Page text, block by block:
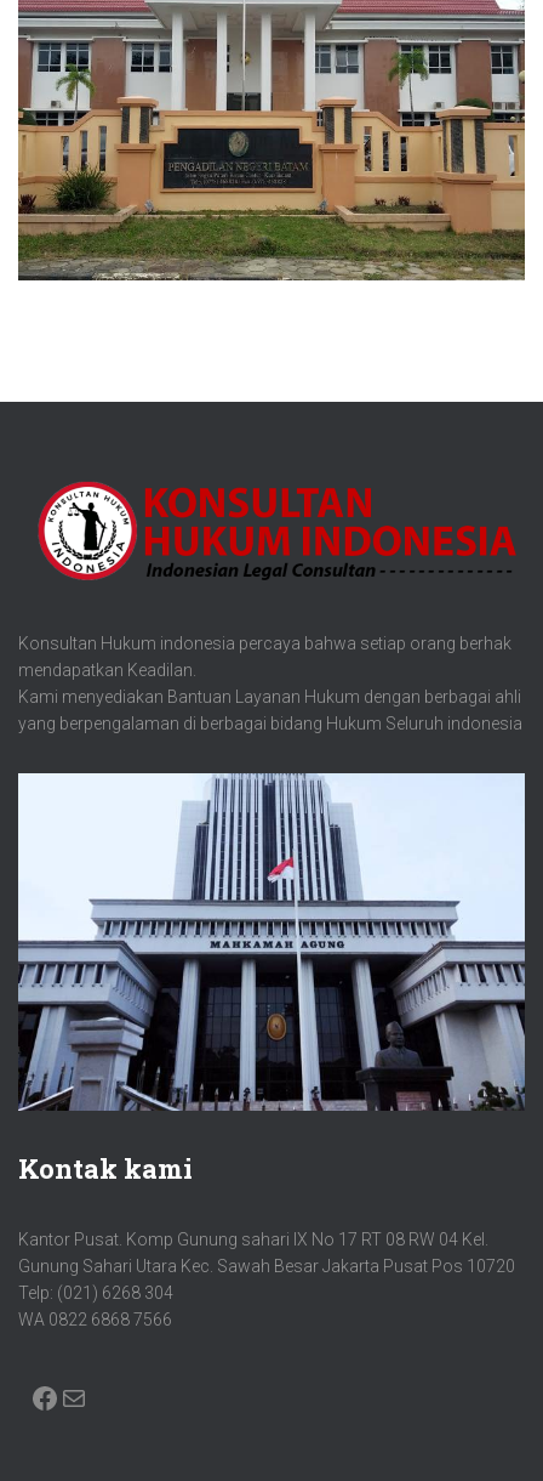
Konsultan Hukum indonesia percaya bahwa setiap orang berhak
mendapatkan Keadilan.
Kami menyediakan Bantuan Layanan Hukum dengan berbagai ahli
yang berpengalaman di berbagai bidang Hukum Seluruh indonesia
Kontak kami
Kantor Pusat. Komp Gunung sahari IX No 17 RT 08 RW 04 Kel.
Gunung Sahari Utara Kec. Sawah Besar Jakarta Pusat Pos 10720
Telp: (021) 6268 304
WA 0822 6868 7566
FACEBOOK